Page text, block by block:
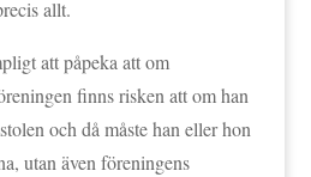
allt.
att påpeka att om
finns risken att om han
och då måste han eller hon
utan även föreningens